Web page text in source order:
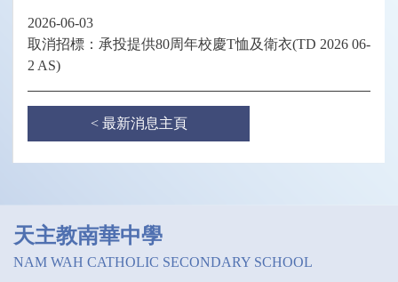
2026-06-03
取消招標：承投提供80周年校慶T恤及衛衣(TD 2026 06-
2 AS)
< 最新消息主頁
天主教南華中學
NAM WAH CATHOLIC SECONDARY SCHOOL